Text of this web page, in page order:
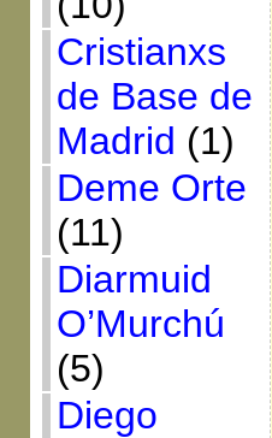
Cristianxs
de Base de
Madrid (1)
Deme Orte
(11)
Diarmuid
O’Murchú
(5)
Diego